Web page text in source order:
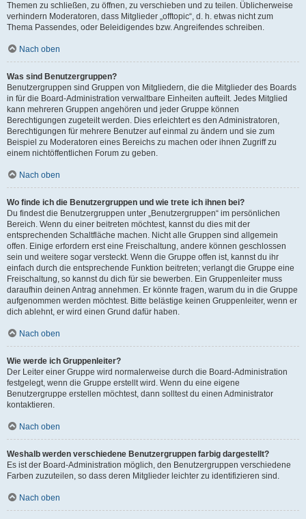
Themen zu schließen, zu öffnen, zu verschieben und zu teilen. Üblicherweise
verhindern Moderatoren, dass Mitglieder „offtopic“, d. h. etwas nicht zum
Thema Passendes, oder Beleidigendes bzw. Angreifendes schreiben.
Nach oben
Was sind Benutzergruppen?
Benutzergruppen sind Gruppen von Mitgliedern, die die Mitglieder des Boards
in für die Board-Administration verwaltbare Einheiten aufteilt. Jedes Mitglied
kann mehreren Gruppen angehören und jeder Gruppe können
Berechtigungen zugeteilt werden. Dies erleichtert es den Administratoren,
Berechtigungen für mehrere Benutzer auf einmal zu ändern und sie zum
Beispiel zu Moderatoren eines Bereichs zu machen oder ihnen Zugriff zu
einem nichtöffentlichen Forum zu geben.
Nach oben
Wo finde ich die Benutzergruppen und wie trete ich ihnen bei?
Du findest die Benutzergruppen unter „Benutzergruppen“ im persönlichen
Bereich. Wenn du einer beitreten möchtest, kannst du dies mit der
entsprechenden Schaltfläche machen. Nicht alle Gruppen sind allgemein
offen. Einige erfordern erst eine Freischaltung, andere können geschlossen
sein und weitere sogar versteckt. Wenn die Gruppe offen ist, kannst du ihr
einfach durch die entsprechende Funktion beitreten; verlangt die Gruppe eine
Freischaltung, so kannst du dich für sie bewerben. Ein Gruppenleiter muss
daraufhin deinen Antrag annehmen. Er könnte fragen, warum du in die Gruppe
aufgenommen werden möchtest. Bitte belästige keinen Gruppenleiter, wenn er
dich ablehnt, er wird einen Grund dafür haben.
Nach oben
Wie werde ich Gruppenleiter?
Der Leiter einer Gruppe wird normalerweise durch die Board-Administration
festgelegt, wenn die Gruppe erstellt wird. Wenn du eine eigene
Benutzergruppe erstellen möchtest, dann solltest du einen Administrator
kontaktieren.
Nach oben
Weshalb werden verschiedene Benutzergruppen farbig dargestellt?
Es ist der Board-Administration möglich, den Benutzergruppen verschiedene
Farben zuzuteilen, so dass deren Mitglieder leichter zu identifizieren sind.
Nach oben